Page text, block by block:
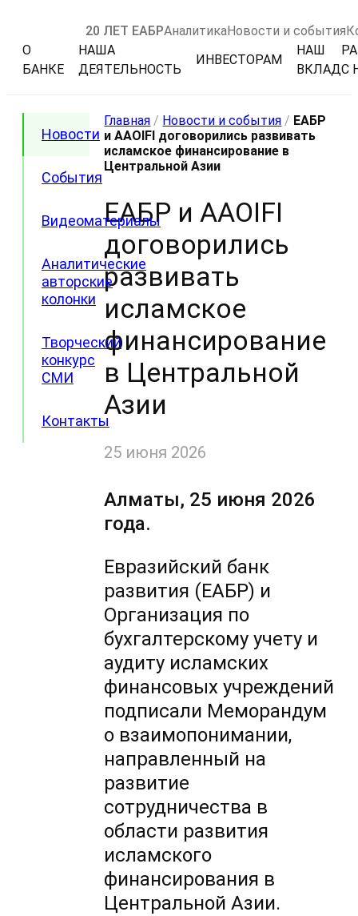
20 ЛЕТ ЕАБРАналитикаНовости и события
О
БАНКЕ
НАША
ДЕЯТЕЛЬНОСТЬ
ИНВЕСТОРАМ
НАШ
ВКЛАДС
Новости
События
Видеоматериалы
Аналитические
авторские
колонки
Творческий
конкурс
СМИ
Контакты
Главная / Новости и события / ЕАБР
и AAOIFI договорились развивать
исламское финансирование в
Центральной Азии
ЕАБР и AAOIFI
договорились
развивать
исламское
финансирование
в Центральной
Азии
25 июня 2026
Алматы, 25 июня 2026
года.
Евразийский банк
развития (ЕАБР) и
Организация по
бухгалтерскому учету и
аудиту исламских
финансовых учреждений
подписали Меморандум
о взаимопонимании,
направленный на
развитие
сотрудничества в
области развития
исламского
финансирования в
Центральной Азии.